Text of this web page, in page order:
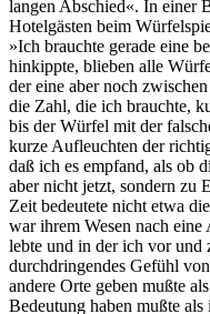
langen Abschied«. In einer
Hotelgästen beim
»Ich brauchte gerade eine
hinkippte, blieben alle
der eine aber noch
die Zahl, die ich brauchte,
bis der Würfel mit der
kurze Aufleuchten der
daß ich es empfand, als ob
aber nicht jetzt, sondern
Zeit bedeutete nicht etwa
war ihrem Wesen nach
lebte und in der ich vor und
durchdringendes Gefühl
andere Orte geben mußte
Bedeutung haben mußte